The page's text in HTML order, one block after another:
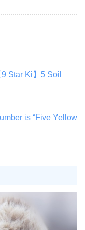
9 Star Ki】5 Soil
is “Five Yellow